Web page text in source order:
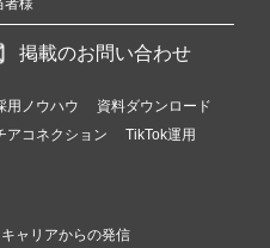
掲載のお問い合わせ
用ノウハウ
資料ダウンロード
アコネクション
TikTok運用
ャリアからの発信